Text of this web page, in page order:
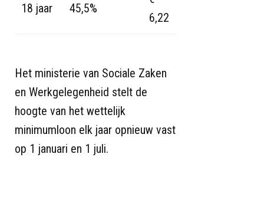
18 jaar 45,5%
6,22
Het ministerie van Sociale Zaken
en Werkgelegenheid stelt de
hoogte van het wettelijk
minimumloon elk jaar opnieuw vast
op 1 januari en 1 juli.